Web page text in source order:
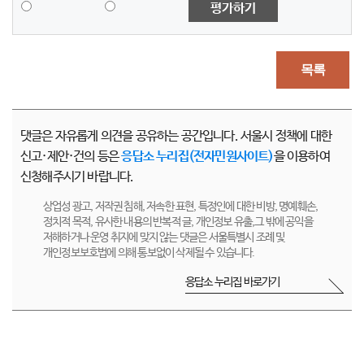
평가하기
목록
댓글은 자유롭게 의견을 공유하는 공간입니다. 서울시 정책에 대한
신고·제안·건의 등은응답소 누리집(전자민원사이트)을 이용하여
신청해주시기 바랍니다.
상업성 광고, 저작권 침해, 저속한 표현, 특정인에 대한 비방, 명예훼손,
정치적 목적, 유사한 내용의 반복적 글, 개인정보 유출,그 밖에 공익을
저해하거나 운영 취지에 맞지 않는 댓글은 서울특별시 조례 및
개인정보보호법에 의해 통보없이 삭제될 수 있습니다.
응답소 누리집 바로가기